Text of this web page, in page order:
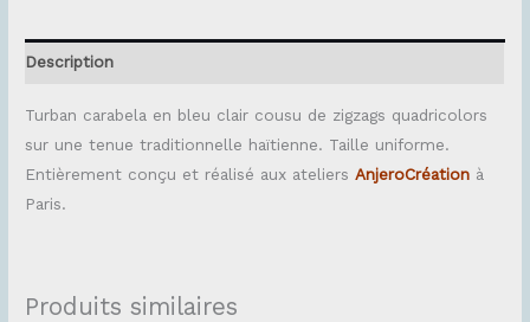
Description
Turban carabela en bleu clair cousu de zigzags quadricolors
sur une tenue traditionnelle haïtienne. Taille uniforme.
Entièrement conçu et réalisé aux ateliersAnjeroCréation à
Paris.
Produits similaires